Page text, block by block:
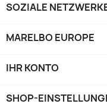
SOZIALE
MARELBO EUROPE
IHR KONTO
SHOP-